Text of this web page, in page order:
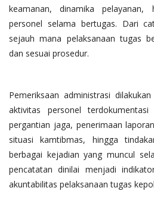
keamanan, dinamika pelayanan,
personel selama bertugas. Dari
sejauh mana pelaksanaan tugas
dan sesuai prosedur.
Pemeriksaan administrasi
aktivitas personel
pergantian jaga, penerimaan
situasi kamtibmas, hingga
berbagai kejadian yang muncul
pencatatan dinilai menjadi
akuntabilitas pelaksanaan tugas